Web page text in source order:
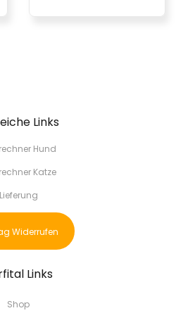
Links
Hund
Katze
Lieferung
Widerrufen
Links
Shop